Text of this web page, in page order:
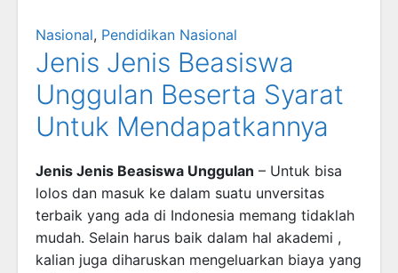
Nasional, Pendidikan Nasional
Jenis Jenis Beasiswa
Unggulan Beserta Syarat
Untuk Mendapatkannya
Jenis Jenis Beasiswa Unggulan – Untuk bisa
lolos dan masuk ke dalam suatu unversitas
terbaik yang ada di Indonesia memang tidaklah
mudah. Selain harus baik dalam hal akademi ,
kalian juga diharuskan mengeluarkan biaya yang